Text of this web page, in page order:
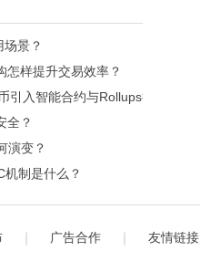
景？
怎样提升交易效率？
引入智能合约与Rollups扩展？
全？
演变？
制是什么？
广告合作 友情链接